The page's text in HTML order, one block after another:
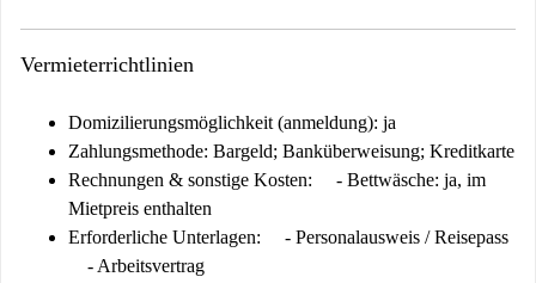
Vermieterrichtlinien
Domizilierungsmöglichkeit (anmeldung): ja
Zahlungsmethode: Bargeld; Banküberweisung; Kreditkarte
Rechnungen & sonstige Kosten: - Bettwäsche: ja, im
Mietpreis enthalten
Erforderliche Unterlagen: - Personalausweis / Reisepass
- Arbeitsvertrag